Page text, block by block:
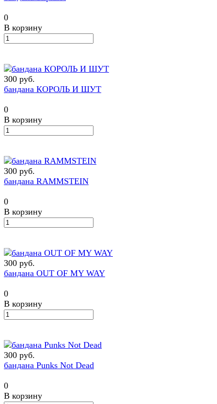
0
В корзину
300 руб.
бандана КОРОЛЬ И ШУТ
0
В корзину
300 руб.
бандана RAMMSTEIN
0
В корзину
300 руб.
бандана OUT OF MY WAY
0
В корзину
300 руб.
бандана Punks Not Dead
0
В корзину